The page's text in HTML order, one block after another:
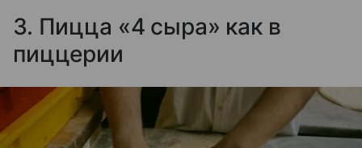
3. Пицца «4 сыра» как в
пиццерии